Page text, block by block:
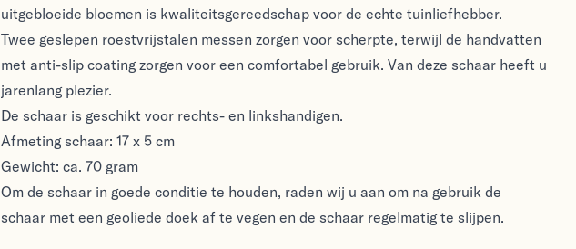
uitgebloeide bloemen is kwaliteitsgereedschap voor de echte tuinliefhebber.
Twee geslepen roestvrijstalen messen zorgen voor scherpte, terwijl de handvatten
met anti-slip coating zorgen voor een comfortabel gebruik. Van deze schaar heeft u
jarenlang plezier.
De schaar is geschikt voor rechts- en linkshandigen.
Afmeting schaar: 17 x 5 cm
Gewicht: ca. 70 gram
Om de schaar in goede conditie te houden, raden wij u aan om na gebruik de
schaar met een geoliede doek af te vegen en de schaar regelmatig te slijpen.